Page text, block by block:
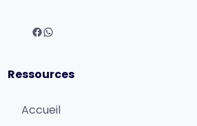
Ressources
Accueil